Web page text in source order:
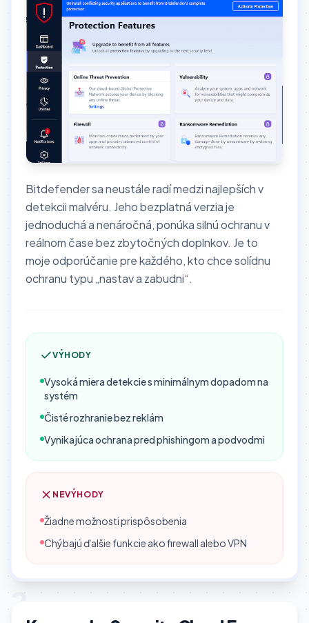
Bitdefender sa neustále radí medzi najlepších v
detekcii malvéru. Jeho bezplatná verzia je
jednoduchá a nenáročná, ponúka silnú ochranu v
reálnom čase bez zbytočných doplnkov. Je to
moje odporúčanie pre každého, kto chce solídnu
ochranu typu „nastav a zabudni“.
VÝHODY
Vysoká miera detekcie s minimálnym dopadom na
systém
Čisté rozhranie bez reklám
Vynikajúca ochrana pred phishingom a podvodmi
NEVÝHODY
Žiadne možnosti prispôsobenia
Chýbajú ďalšie funkcie ako firewall alebo VPN
2